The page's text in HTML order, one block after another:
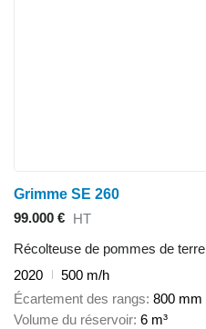
Grimme SE 260
99.000 € HT
Récolteuse de pommes de terre
2020
500 m/h
Écartement des rangs 800 mm
Volume du réservoir 6 m³